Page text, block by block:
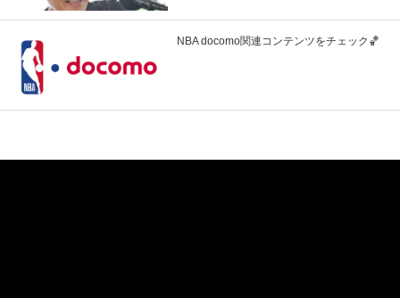
NBA docomo関連コンテンツをチェック🏀